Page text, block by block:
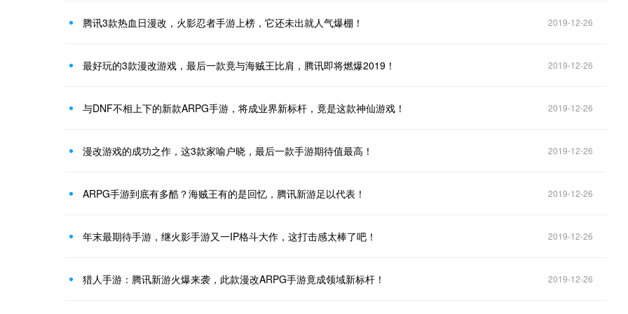
腾讯3款热血日漫改，火影忍者手游上榜，它还未出就人气爆棚！ 2019-12-26
最好玩的3款漫改游戏，最后一款竟与海贼王比肩，腾讯即将燃爆2019！ 2019-12-26
与DNF不相上下的新款ARPG手游，将成业界新标杆，竟是这款神仙游戏！ 2019-12-26
漫改游戏的成功之作，这3款家喻户晓，最后一款手游期待值最高！ 2019-12-26
ARPG手游到底有多酷？海贼王有的是回忆，腾讯新游足以代表！ 2019-12-26
年末最期待手游，继火影手游又一IP格斗大作，这打击感太棒了吧！ 2019-12-26
猎人手游：腾讯新游火爆来袭，此款漫改ARPG手游竟成领域新标杆！ 2019-12-26